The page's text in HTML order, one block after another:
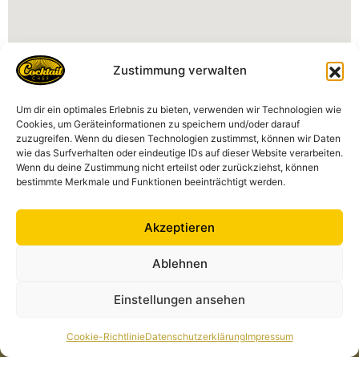
Zustimmung verwalten
Um dir ein optimales Erlebnis zu bieten, verwenden wir Technologien wie
Cookies, um Geräteinformationen zu speichern und/oder darauf
zuzugreifen. Wenn du diesen Technologien zustimmst, können wir Daten
wie das Surfverhalten oder eindeutige IDs auf dieser Website verarbeiten.
Wenn du deine Zustimmung nicht erteilst oder zurückziehst, können
bestimmte Merkmale und Funktionen beeinträchtigt werden.
Akzeptieren
Ablehnen
Einstellungen ansehen
Cookie-RichtlinieDatenschutzerklärungImpressum
Kontakt
Cocktailchef GmbH
Am Markt 11, 35287 Amöneburg Deutschland
anfrage@cocktailchef-anlage.de
Rechtliches
Impressum
Cookie-Richtlinie (EU)
Cocktailchef in Deiner